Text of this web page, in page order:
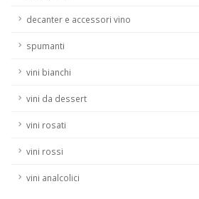
decanter e accessori vino
spumanti
vini bianchi
vini da dessert
vini rosati
vini rossi
vini analcolici